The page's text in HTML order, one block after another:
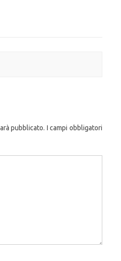
pubblicato. I campi obbligatori